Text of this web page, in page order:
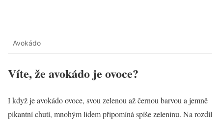
Avokádo
Víte, že avokádo je ovoce?
I když je avokádo ovoce, svou zelenou až černou barvou a jemně
pikantní chutí, mnohým lidem připomíná spíše zeleninu. Na rozdíl